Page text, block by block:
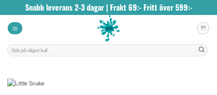
to
content
Snabb leverans 2-3 dagar | Frakt 69:- Fritt över 599:-
Sök
efter: